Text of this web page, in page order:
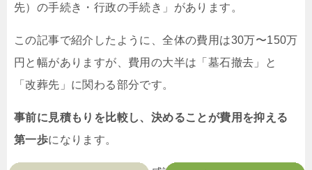
先）の手続き・行政の手続き」があります。
この記事で紹介したように、全体の費用は30万〜150万
円と幅がありますが、費用の大半は「墓石撤去」と
「改葬先」に関わる部分です。
事前に見積もりを比較し、決めることが費用を抑える
第一歩になります。